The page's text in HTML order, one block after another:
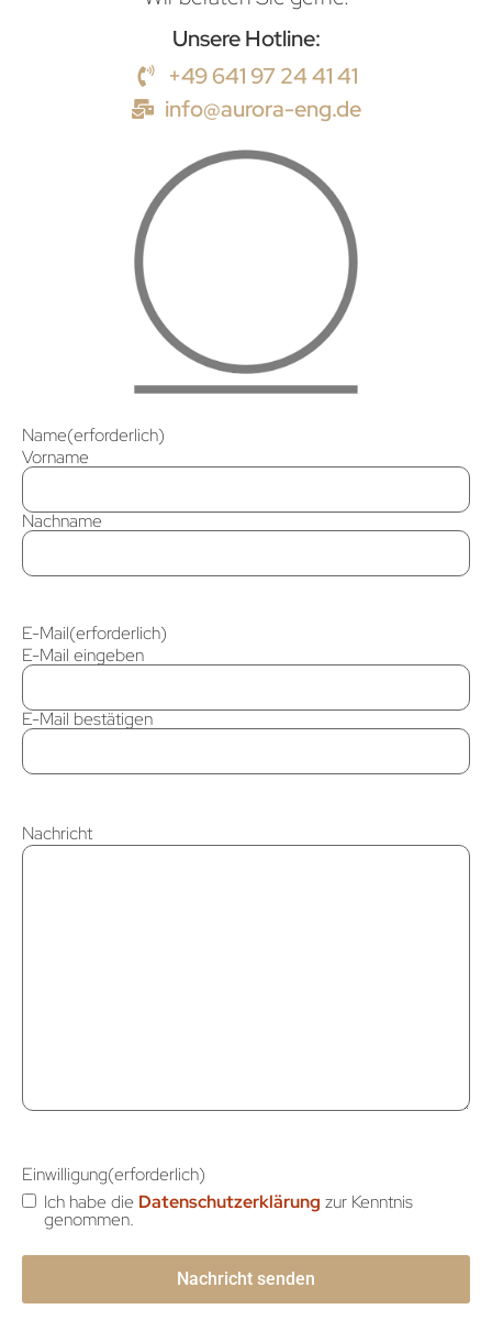
Unsere Hotline:
+49 641 97 24 41 41
info@aurora-eng.de
Name(erforderlich)
Vorname
Nachname
E-Mail(erforderlich)
E-Mail eingeben
E-Mail bestätigen
Nachricht
Einwilligung(erforderlich)
Ich habe die Datenschutzerklärung zur Kenntnis
genommen.